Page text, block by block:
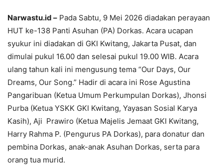
Narwastu.id – Pada Sabtu, 9 Mei 2026 diadakan perayaan
HUT ke-138 Panti Asuhan (PA) Dorkas. Acara ucapan
syukur ini diadakan di GKI Kwitang, Jakarta Pusat, dan
dimulai pukul 16.00 dan selesai pukul 19.00 WIB. Acara
ulang tahun kali ini mengusung tema “Our Days, Our
Dreams, Our Song.” Hadir di acara ini Rose Agustina
Pangaribuan (Ketua Umum Perkumpulan Dorkas), Jhonsi
Purba (Ketua YSKK GKI Kwitang, Yayasan Sosial Karya
Kasih), Aji Prawiro (Ketua Majelis Jemaat GKI Kwitang,
Harry Rahma P. (Pengurus PA Dorkas), para donatur dan
pembina Dorkas, anak-anak Asuhan Dorkas, serta para
orang tua murid.